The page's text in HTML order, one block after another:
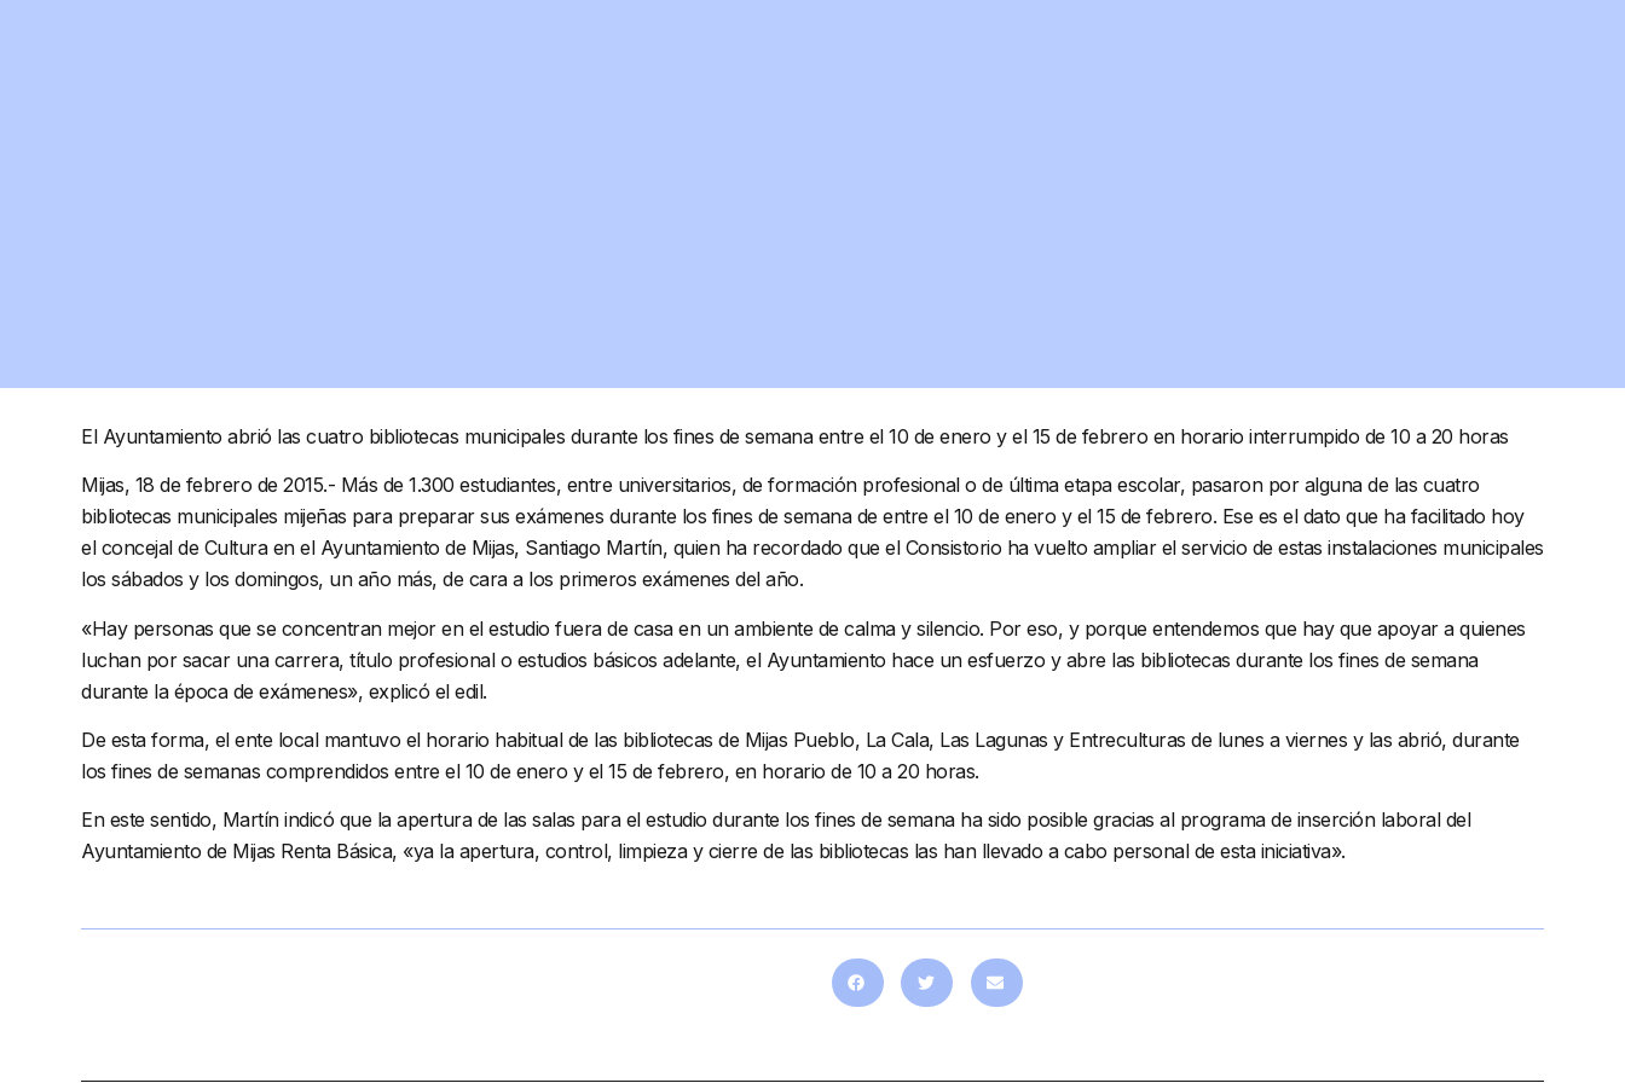
El Ayuntamiento abrió las cuatro bibliotecas municipales durante los fines de semana entre el 10 de enero y el 15 de febrero en horario interrumpido de 10 a 20 horas
Mijas, 18 de febrero de 2015.- Más de 1.300 estudiantes, entre universitarios, de formación profesional o de última etapa escolar, pasaron por alguna de las cuatro
bibliotecas municipales mijeñas para preparar sus exámenes durante los fines de semana de entre el 10 de enero y el 15 de febrero. Ese es el dato que ha facilitado hoy
el concejal de Cultura en el Ayuntamiento de Mijas, Santiago Martín, quien ha recordado que el Consistorio ha vuelto ampliar el servicio de estas instalaciones municipales
los sábados y los domingos, un año más, de cara a los primeros exámenes del año.
«Hay personas que se concentran mejor en el estudio fuera de casa en un ambiente de calma y silencio. Por eso, y porque entendemos que hay que apoyar a quienes
luchan por sacar una carrera, título profesional o estudios básicos adelante, el Ayuntamiento hace un esfuerzo y abre las bibliotecas durante los fines de semana
durante la época de exámenes», explicó el edil.
De esta forma, el ente local mantuvo el horario habitual de las bibliotecas de Mijas Pueblo, La Cala, Las Lagunas y Entreculturas de lunes a viernes y las abrió, durante
los fines de semanas comprendidos entre el 10 de enero y el 15 de febrero, en horario de 10 a 20 horas.
En este sentido, Martín indicó que la apertura de las salas para el estudio durante los fines de semana ha sido posible gracias al programa de inserción laboral del
Ayuntamiento de Mijas Renta Básica, «ya la apertura, control, limpieza y cierre de las bibliotecas las han llevado a cabo personal de esta iniciativa».